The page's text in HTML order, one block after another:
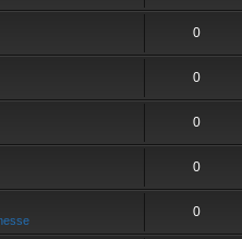
0
0
0
0
0